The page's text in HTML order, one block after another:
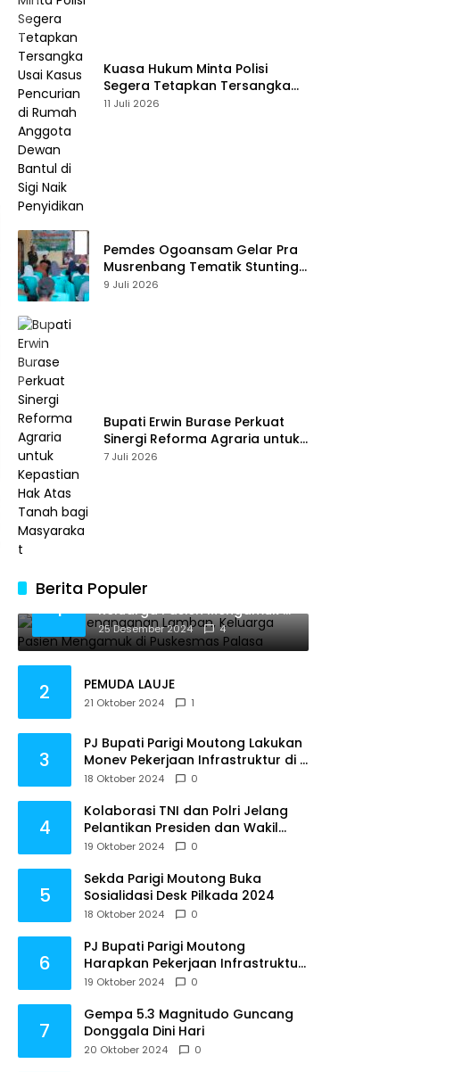
Kuasa Hukum Minta Polisi
Segera Tetapkan Tersangka
Usai Kasus Pencurian di Rumah
11 Juli 2026
Pemdes Ogoansam Gelar Pra
Musrenbang Tematik Stunting
dan RKPDes 2027
9 Juli 2026
Bupati Erwin Burase Perkuat
Sinergi Reforma Agraria untuk
Kepastian Hak Atas Tanah
7 Juli 2026
Berita Populer
1
Diduga Penanganan Lamban,
Keluarga Pasien Mengamuk di
Puskesmas Palasa
25 Desember 2024 4
2 PEMUDA LAUJE
21 Oktober 2024 1
3
PJ Bupati Parigi Moutong Lakukan
Monev Pekerjaan Infrastruktur di 3
Kecamatan
18 Oktober 2024 0
4
Kolaborasi TNI dan Polri Jelang
Pelantikan Presiden dan Wakil
Presiden RI
19 Oktober 2024 0
5
Sekda Parigi Moutong Buka
Sosialidasi Desk Pilkada 2024
18 Oktober 2024 0
6
PJ Bupati Parigi Moutong
Harapkan Pekerjaan Infrastruktur
Tepat Waktu
19 Oktober 2024 0
7
Gempa 5.3 Magnitudo Guncang
Donggala Dini Hari
20 Oktober 2024 0